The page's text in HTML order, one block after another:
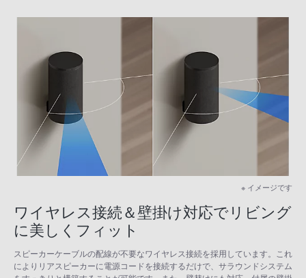
※ イメージです
ワイヤレス接続＆壁掛け対応でリビング
に美しくフィット
スピーカーケーブルの配線が不要なワイヤレス接続を採用しています。これ
によりリアスピーカーに電源コードを接続するだけで、サラウンドシステム